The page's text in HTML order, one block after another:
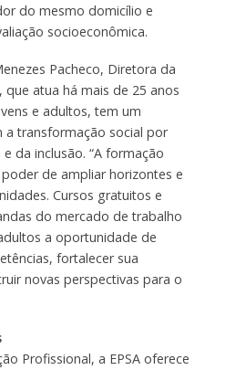
do mesmo domicílio e
socioeconômica.
Pacheco, Diretora da
que atua há mais de 25 anos
e adultos, tem um
transformação social por
da inclusão. “A formação
de ampliar horizontes e
Cursos gratuitos e
do mercado de trabalho
a oportunidade de
fortalecer sua
novas perspectivas para o
Profissional, a EPSA oferece